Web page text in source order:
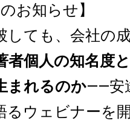
お知らせ】
しても、会社の
者個人の知名度
まれるのか——安
るウェビナーを